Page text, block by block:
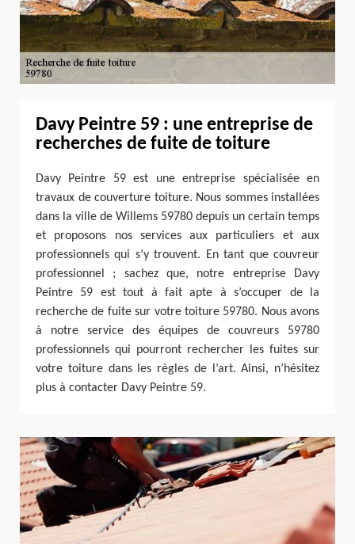
Davy Peintre 59 : une entreprise de
recherches de fuite de toiture
Davy Peintre 59 est une entreprise spécialisée en
travaux de couverture toiture. Nous sommes installées
dans la ville de Willems 59780 depuis un certain temps
et proposons nos services aux particuliers et aux
professionnels qui s’y trouvent. En tant que couvreur
professionnel ; sachez que, notre entreprise Davy
Peintre 59 est tout à fait apte à s’occuper de la
recherche de fuite sur votre toiture 59780. Nous avons
à notre service des équipes de couvreurs 59780
professionnels qui pourront rechercher les fuites sur
votre toiture dans les règles de l’art. Ainsi, n’hésitez
plus à contacter Davy Peintre 59.